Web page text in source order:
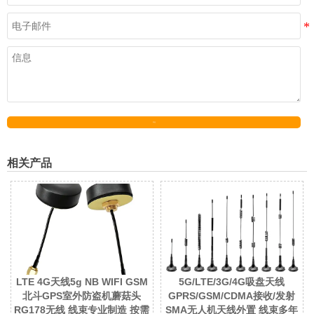
相关产品
LTE 4G天线5g NB WIFI GSM
北斗GPS室外防盗机蘑菇头
RG178无线 线束专业制造 按需
5G/LTE/3G/4G吸盘天线
GPRS/GSM/CDMA接收/发射
SMA无人机天线外置 线束多年